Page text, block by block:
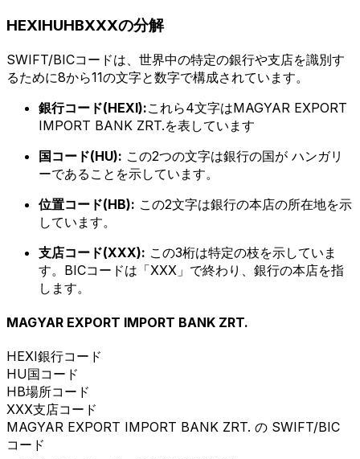
HEXIHUHBXXXの分解
SWIFT/BICコードは、世界中の特定の銀行や支店を識別す
るために8から11の文字と数字で構成されています。
銀行コード(HEXI):これら4文字はMAGYAR EXPORT
IMPORT BANK ZRT.を表しています
国コード(HU): この2つの文字は銀行の国が ハンガリ
ーであることを示しています。
位置コード(HB): この2文字は銀行の本店の所在地を示
しています。
支店コード(XXX): この3桁は特定の枝を示していま
す。BICコードは「XXX」で終わり、銀行の本店を指
します。
MAGYAR EXPORT IMPORT BANK ZRT.
HEXI銀行コード
HU国コード
HB場所コード
XXX支店コード
MAGYAR EXPORT IMPORT BANK ZRT. の SWIFT/BIC
コード